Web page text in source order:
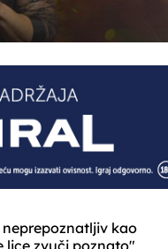
neprepoznatljiv kao